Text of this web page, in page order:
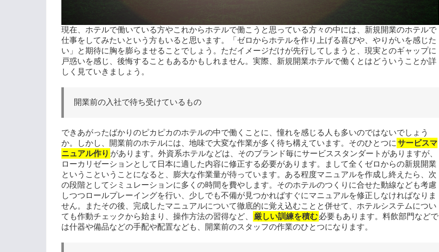
現在、ホテルで働いている方やこれからホテルで働こうと思っている方々の中には、新規開業のホテルで
仕事をしてみたいという方もいると思います。「ゼロからホテルを作り上げる喜びや、やりがいを感じた
い」と期待に胸を膨らませることでしょう。ただイメージだけが先行してしまうと、現実とのギャップに
戸惑いを感じ、後悔することもあるかもしれません。実際、新規開業ホテルで働くとはどういうことか詳
しく見ていきましょう。
開業前の入社で待ち受けているもの
できあがったばかりのピカピカのホテルの中で働くことに、憧れを感じる人も多いのではないでしょう
か。しかし、開業前のホテルには、地味で大変な作業が多く待ち構えています。そのひとつに サービスマ
ニュアル作り があります。外資系ホテルなどは、そのブランド毎にサービススタンダートがありますが、
ローカリゼーションとして日本に適した内容に修正する必要があります。まして全くゼロからの新規開業
というこということになると、膨大な作業量が待っています。ある程度マニュアルを作成し終えたら、次
の段階としてシミュレーションに多くの時間を費やします。そのホテルのつくりに合せた動線なども考慮
しつつロールプレーイングを行い、少しでも不備が見つかればすぐにマニュアルを修正しなければなりま
せん。またその後、完成したマニュアルについて徹底的に覚え込むことと併せて、ホテルシステムについ
ても作動チェックから始まり、操作方法の習得など、
厳しい訓練を積む必要もあります。料飲部門などで
は什器や備品などの手配や配置なども、開業前のスタッフの作業のひとつになります。